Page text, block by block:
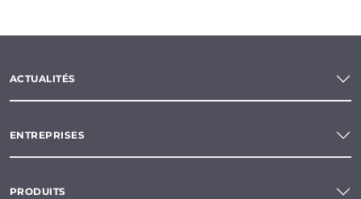
ACTUALITÉS
ENTREPRISES
PRODUITS